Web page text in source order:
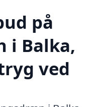
på
i Balka,
ved